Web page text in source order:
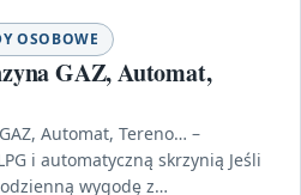
OSOBOWE
GAZ, Automat,
Automat, Tereno… –
i automatyczną skrzynią Jeśli
wygodę z…